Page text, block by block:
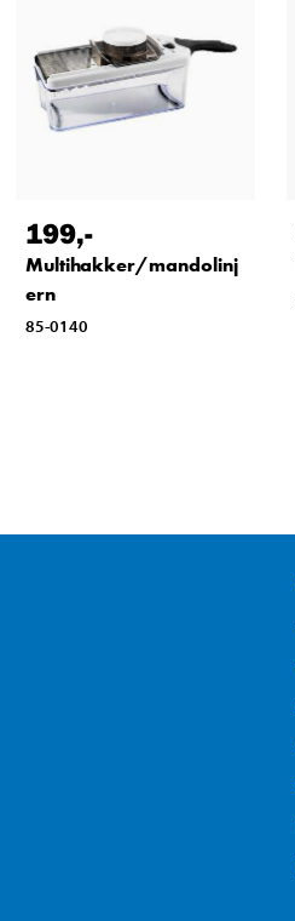
199,-
Multihakker/mandolinj
ern
85-0140